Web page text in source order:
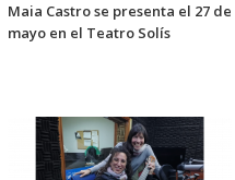
Maia Castro se presenta el 27 de
mayo en el Teatro Solís